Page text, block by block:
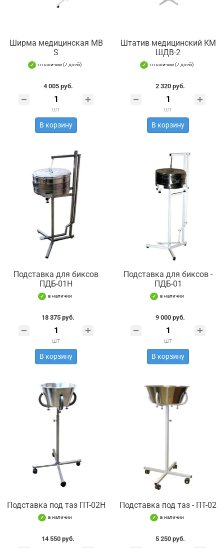
Ширма медицинская MB
S
в наличии (7 дней)
4 005 руб.
шт
В корзину
Штатив медицинский КМ
ШДВ-2
в наличии (7 дней)
2 320 руб.
шт
В корзину
Подставка для биксов
ПДБ-01Н
в наличии
18 375 руб.
шт
В корзину
Подставка для биксов -
ПДБ-01
в наличии
9 000 руб.
шт
В корзину
Подставка под таз ПТ-02Н
в наличии
14 550 руб.
Подставка под таз - ПТ-02
в наличии
5 250 руб.